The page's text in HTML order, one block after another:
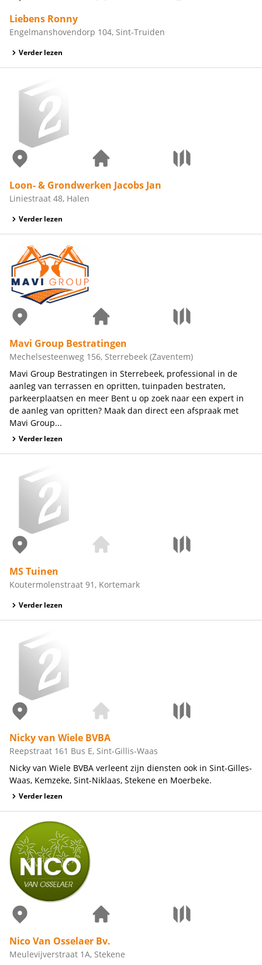
Liebens Ronny
Engelmanshovendorp 104, Sint-Truiden
Verder lezen
Loon- & Grondwerken Jacobs Jan
Liniestraat 48, Halen
Verder lezen
Mavi Group Bestratingen
Mechelsesteenweg 156, Sterrebeek (Zaventem)
Mavi Group Bestratingen in Sterrebeek, professional in de
aanleg van terrassen en opritten, tuinpaden bestraten,
parkeerplaatsen en meer Bent u op zoek naar een expert in
de aanleg van opritten? Maak dan direct een afspraak met
Mavi Group...
Verder lezen
MS Tuinen
Koutermolenstraat 91, Kortemark
Verder lezen
Nicky van Wiele BVBA
Reepstraat 161 Bus E, Sint-Gillis-Waas
Nicky van Wiele BVBA verleent zijn diensten ook in Sint-Gilles-
Waas, Kemzeke, Sint-Niklaas, Stekene en Moerbeke.
Verder lezen
Nico Van Osselaer Bv.
Meulevijverstraat 1A, Stekene